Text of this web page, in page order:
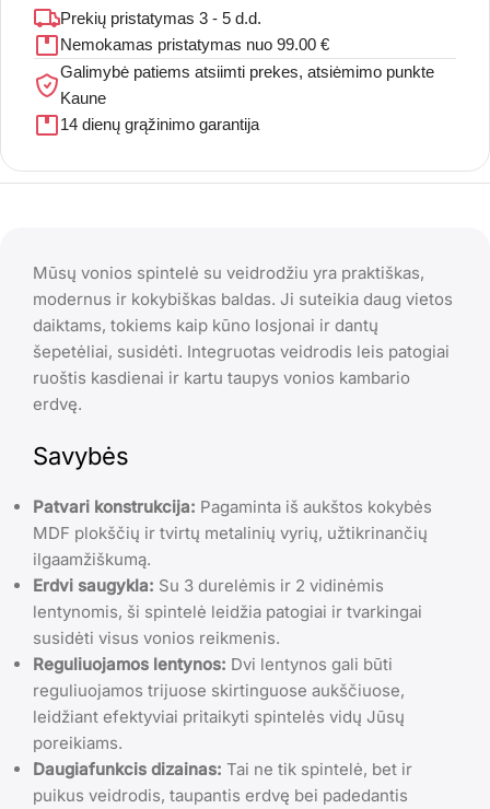
Prekių pristatymas 3 - 5 d.d.
Nemokamas pristatymas nuo 99.00 €
Galimybė patiems atsiimti prekes, atsiėmimo punkte
Kaune
14 dienų grąžinimo garantija
Mūsų vonios spintelė su veidrodžiu yra praktiškas,
modernus ir kokybiškas baldas. Ji suteikia daug vietos
daiktams, tokiems kaip kūno losjonai ir dantų
šepetėliai, susidėti. Integruotas veidrodis leis patogiai
ruoštis kasdienai ir kartu taupys vonios kambario
erdvę.
Savybės
Patvari konstrukcija: Pagaminta iš aukštos kokybės
MDF plokščių ir tvirtų metalinių vyrių, užtikrinančių
ilgaamžiškumą.
Erdvi saugykla: Su 3 durelėmis ir 2 vidinėmis
lentynomis, ši spintelė leidžia patogiai ir tvarkingai
susidėti visus vonios reikmenis.
Reguliuojamos lentynos: Dvi lentynos gali būti
reguliuojamos trijuose skirtinguose aukščiuose,
leidžiant efektyviai pritaikyti spintelės vidų Jūsų
poreikiams.
Daugiafunkcis dizainas: Tai ne tik spintelė, bet ir
puikus veidrodis, taupantis erdvę bei padedantis